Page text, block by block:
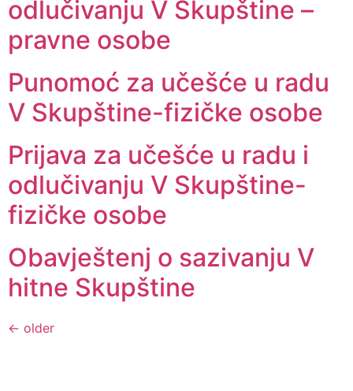
odlučivanju V Skupštine –
pravne osobe
Punomoć za učešće u radu
V Skupštine-fizičke osobe
Prijava za učešće u radu i
odlučivanju V Skupštine-
fizičke osobe
Obavještenj o sazivanju V
hitne Skupštine
← older